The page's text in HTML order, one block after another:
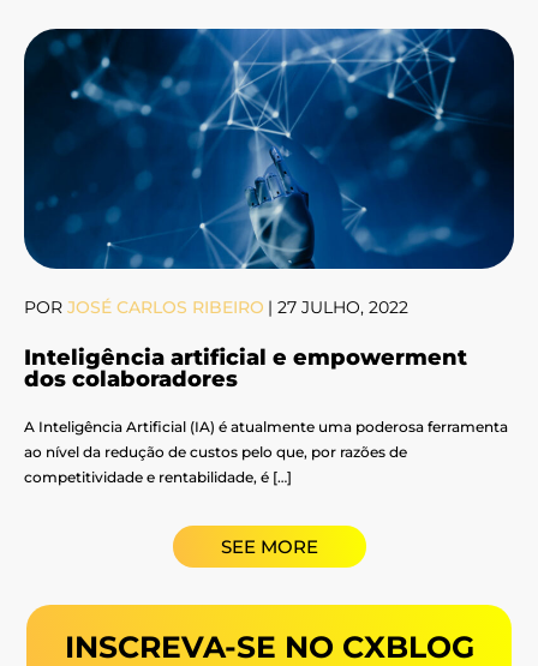
POR JOSÉ CARLOS RIBEIRO | 27 JULHO, 2022
Inteligência artificial e empowerment
dos colaboradores
A Inteligência Artificial (IA) é atualmente uma poderosa ferramenta
ao nível da redução de custos pelo que, por razões de
competitividade e rentabilidade, é […]
SEE MORE
INSCREVA-SE NO CXBLOG